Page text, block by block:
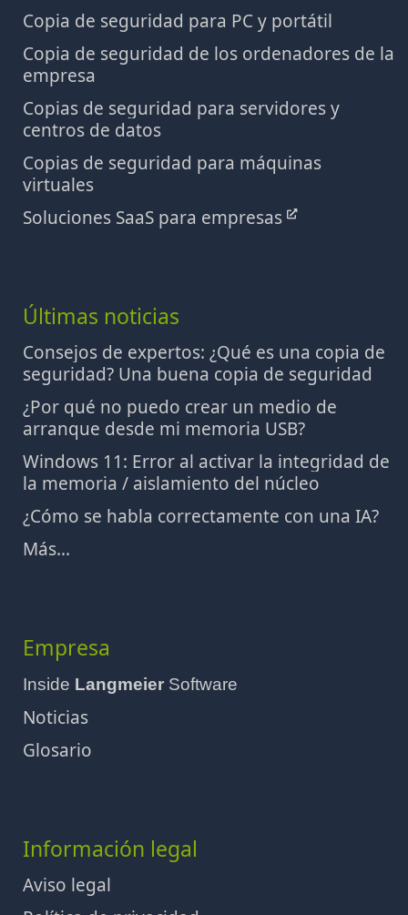
Copia de seguridad para PC y portátil
Copia de seguridad de los ordenadores de la
empresa
Copias de seguridad para servidores y
centros de datos
Copias de seguridad para máquinas
virtuales
Soluciones SaaS para empresas
Últimas noticias
Consejos de expertos: ¿Qué es una copia de
seguridad? Una buena copia de seguridad
¿Por qué no puedo crear un medio de
arranque desde mi memoria USB?
Windows 11: Error al activar la integridad de
la memoria / aislamiento del núcleo
¿Cómo se habla correctamente con una IA?
Más...
Empresa
Inside Langmeier Software
Noticias
Glosario
Información legal
Aviso legal